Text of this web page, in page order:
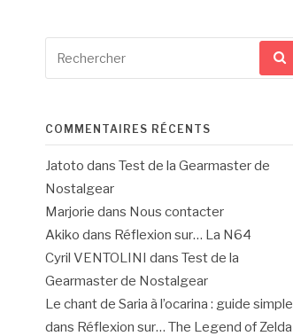
pour
COMMENTAIRES RÉCENTS
Jatoto dans Test de la Gearmaster de
Nostalgear
Marjorie dans Nous contacter
Akiko dans Réflexion sur… La N64
Cyril VENTOLINI dans Test de la
Gearmaster de Nostalgear
Le chant de Saria à l’ocarina : guide simple
dans Réflexion sur… The Legend of Zelda